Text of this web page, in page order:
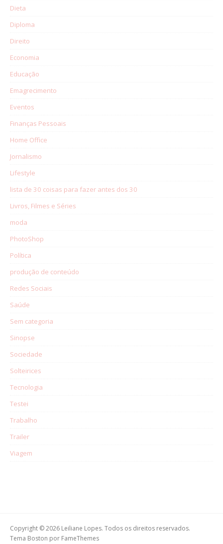
Dieta
Diploma
Direito
Economia
Educação
Emagrecimento
Eventos
Finanças Pessoais
Home Office
Jornalismo
Lifestyle
lista de 30 coisas para fazer antes dos 30
Livros, Filmes e Séries
moda
PhotoShop
Política
produção de conteúdo
Redes Sociais
Saúde
Sem categoria
Sinopse
Sociedade
Solteirices
Tecnologia
Testei
Trabalho
Trailer
Viagem
Copyright © 2026 Leiliane Lopes. Todos os direitos reservados.
Tema Boston por FameThemes